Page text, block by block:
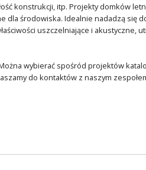
konstrukcji, itp. Projekty domków
dla środowiska. Idealnie nadadzą się
uszczelniające i akustyczne,
wybierać spośród projektów
do kontaktów z naszym